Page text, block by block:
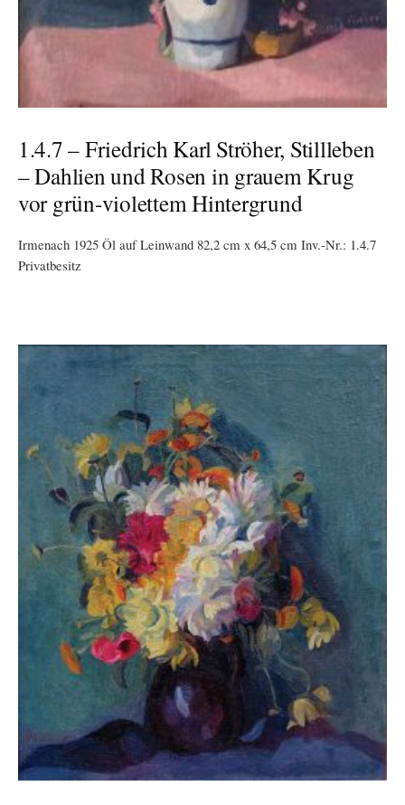
1.4.7 – Friedrich Karl Ströher, Stillleben
– Dahlien und Rosen in grauem Krug
vor grün-violettem Hintergrund
Irmenach 1925 Öl auf Leinwand 82,2 cm x 64,5 cm Inv.-Nr.: 1.4.7
Privatbesitz